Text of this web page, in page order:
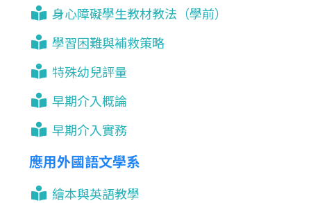
身心障礙學生教材教法（學前）
學習困難與補救策略
特殊幼兒評量
早期介入概論
早期介入實務
應用外國語文學系
繪本與英語教學